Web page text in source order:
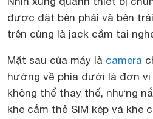
được đặt bên phải và bên
trên cùng là jack cắm tai
Mặt sau của máy là camera
hướng về phía dưới là đơn vị
không thể thay thế, nhưng
khe cắm thẻ SIM kép và khe